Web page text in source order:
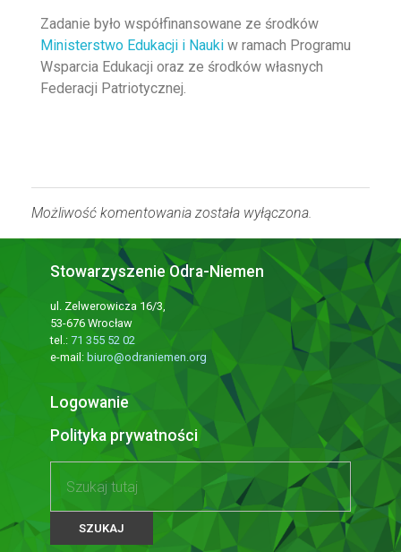
Zadanie było współfinansowane ze środków
Ministerstwo Edukacji i Nauki w ramach Programu
Wsparcia Edukacji oraz ze środków własnych
Federacji Patriotycznej.
Możliwość komentowania została wyłączona.
Stowarzyszenie Odra-Niemen
ul. Zelwerowicza 16/3,
53-676 Wrocław
tel.: 71 355 52 02
e-mail: biuro@odraniemen.org
Logowanie
Polityka prywatności